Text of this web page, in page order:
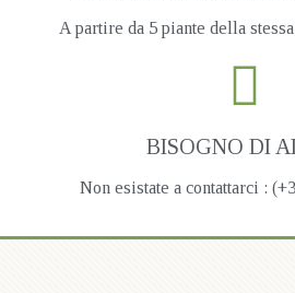
A partire da 5 piante della
BISOGNO DI
Non esistate a contattarci :